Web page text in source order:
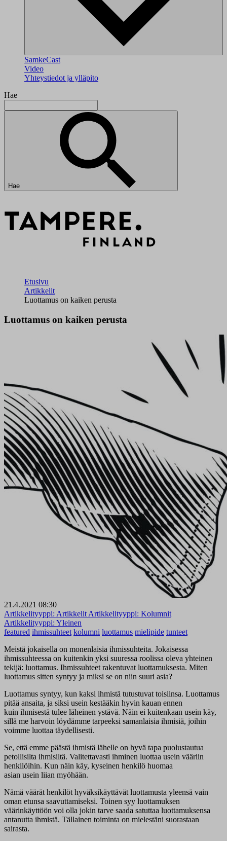
SamkeCast
Video
Yhteystiedot ja ylläpito
Hae
Hae
Etusivu
Artikkelit
Luottamus on kaiken perusta
Luottamus on kaiken perusta
21.4.2021 08:30
Artikkelityyppi: ArtikkelitArtikkelityyppi: Kolumnit
Artikkelityyppi: Yleinen
featured ihmissuhteet kolumni luottamus mielipide tunteet
Meistä jokaisella on monenlaisia ihmissuhteita. Jokaisessa
ihmissuhteessa on kuitenkin yksi suuressa roolissa oleva yhteinen
tekijä: luottamus. Ihmissuhteet rakentuvat luottamuksesta. Miten
luottamus sitten syntyy ja miksi se on niin suuri asia?
Luottamus syntyy, kun kaksi ihmistä tutustuvat toisiinsa. Luottamus
pitää ansaita, ja siksi usein kestääkin hyvin kauan ennen
kuin ihmisestä tulee läheinen ystävä. Näin ei kuitenkaan usein käy,
sillä me harvoin löydämme tarpeeksi samanlaisia ihmisiä, joihin
voimme luottaa täydellisesti.
Se, että emme päästä ihmistä lähelle on hyvä tapa puolustautua
petollisilta ihmisiltä. Valitettavasti ihminen luottaa usein vääriin
henkilöihin. Kun näin käy, kyseinen henkilö huomaa
asian usein liian myöhään.
Nämä väärät henkilöt hyväksikäyttävät luottamusta yleensä vain
oman etunsa saavuttamiseksi. Toinen syy luottamuksen
väärinkäyttöön voi olla jokin tarve saada satuttaa luottamuksensa
antanutta ihmistä. Tällainen toiminta on mielestäni suorastaan
sairasta.